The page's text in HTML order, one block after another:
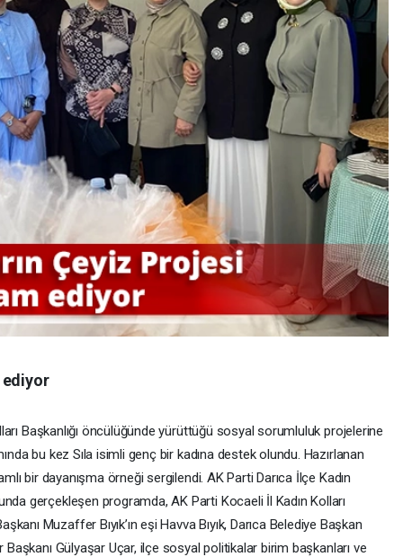
ediyor
Başkanlığı öncülüğünde yürüttüğü sosyal sorumluluk projelerine
bu kez Sıla isimli genç bir kadına destek olundu. Hazırlanan
bir dayanışma örneği sergilendi. AK Parti Darıca İlçe Kadın
gerçekleşen programda, AK Parti Kocaeli İl Kadın Kolları
Muzaffer Bıyık’ın eşi Havva Bıyık, Darıca Belediye Başkan
Başkanı Gülyaşar Uçar, ilçe sosyal politikalar birim başkanları ve